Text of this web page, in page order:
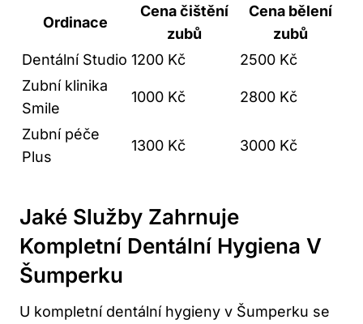
Ordinace
Cena čištění
zubů
Cena bělení
zubů
Dentální Studio 1200 Kč
2500 Kč
Zubní klinika
Smile
1000 Kč 2800 Kč
Zubní péče
Plus
1300 Kč 3000 Kč
Jaké Služby Zahrnuje
Kompletní Dentální Hygiena V
Šumperku
U kompletní dentální hygieny v Šumperku se